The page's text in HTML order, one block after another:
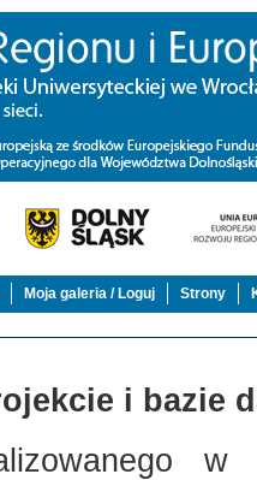
Moja galeria / Loguj Strony
i bazie
w